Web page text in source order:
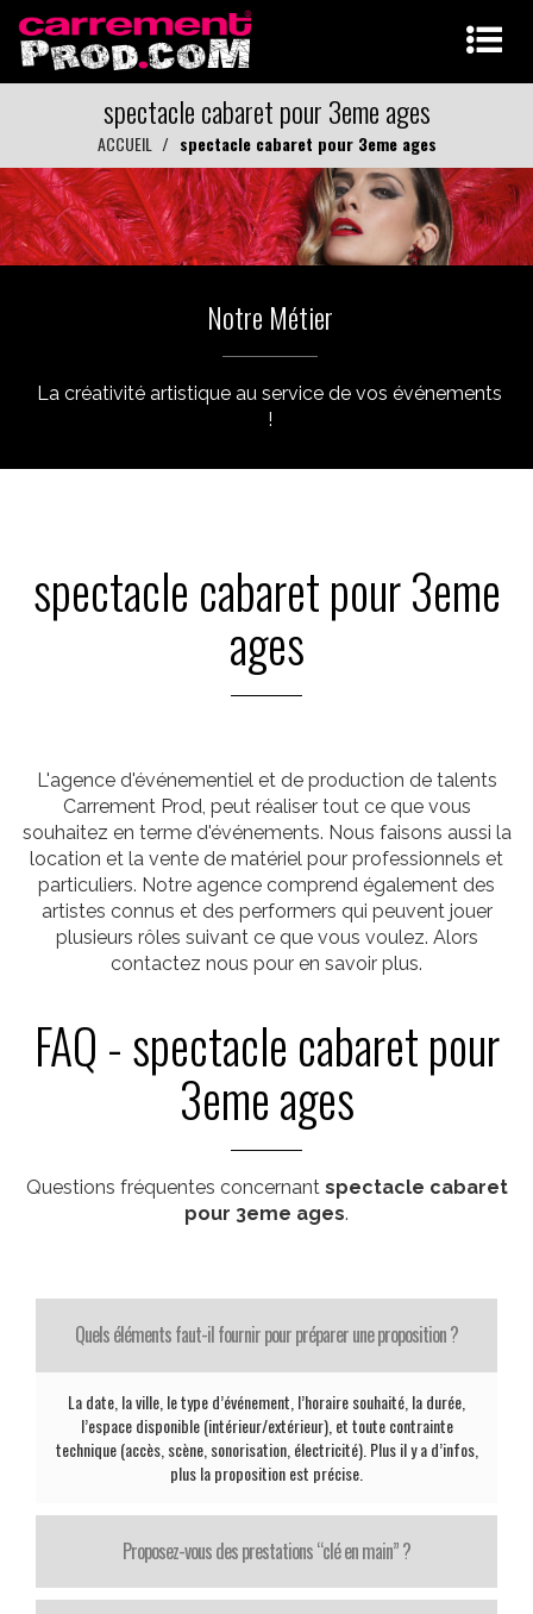
spectacle cabaret pour 3eme ages
ACCUEIL spectacle cabaret pour 3eme ages
Notre Métier
La créativité artistique au service de vos événements
!
spectacle cabaret pour 3eme
ages
L'agence d'événementiel et de production de talents
Carrement Prod, peut réaliser tout ce que vous
souhaitez en terme d'événements. Nous faisons aussi la
location et la vente de matériel pour professionnels et
particuliers. Notre agence comprend également des
artistes connus et des performers qui peuvent jouer
plusieurs rôles suivant ce que vous voulez. Alors
contactez nous pour en savoir plus.
FAQ - spectacle cabaret pour
3eme ages
Questions fréquentes concernant spectacle cabaret
pour 3eme ages.
Quels éléments faut-il fournir pour préparer une proposition ?
La date, la ville, le type d’événement, l’horaire souhaité, la durée,
l’espace disponible (intérieur/extérieur), et toute contrainte
technique (accès, scène, sonorisation, électricité). Plus il y a d’infos,
plus la proposition est précise.
Proposez-vous des prestations “clé en main” ?